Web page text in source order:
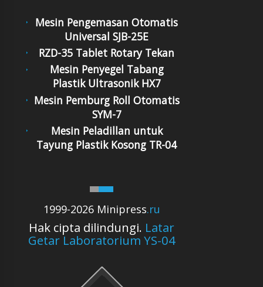
1999-2026 Minipress.ru
Hak cipta dilindungi. Latar
Getar Laboratorium YS-04
Mesin Pengemasan Otomatis
Universal SJB-25E
RZD-35 Tablet Rotary Tekan
Mesin Penyegel Tabang
Plastik Ultrasonik HX7
Mesin Pemburg Roll Otomatis
SYM-7
Mesin Peladillan untuk
Tayung Plastik Kosong TR-04